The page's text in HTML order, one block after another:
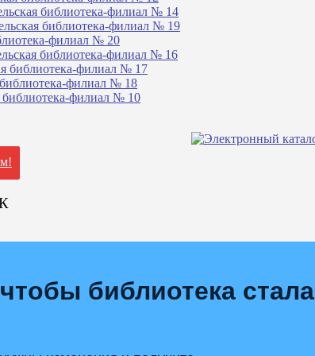
библиотека-филиал № 14
библиотека-филиал № 19
филиал № 20
библиотека-филиал № 16
библиотека-филиал № 17
филиал № 18
библиотека-филиал № 10
библиотека стала